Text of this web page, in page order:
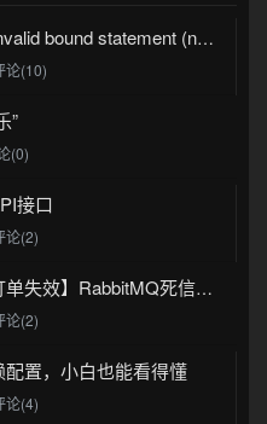
mybatis plus 出现 Invalid bound statement (not found)
论(10)
”
(0)
接口
论(2)
【延时任务处理、订单失效】RabbitMQ死信队列实现
论(2)
置，小白也能看得懂
论(4)